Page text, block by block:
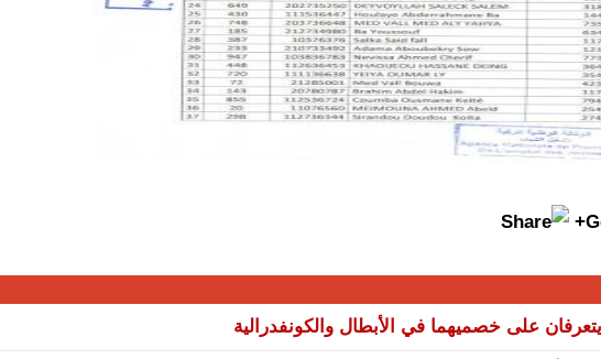
على خصميهما في الأبطال والكونفدرالية